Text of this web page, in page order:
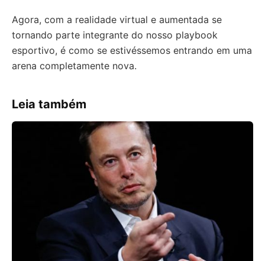
Agora, com a realidade virtual e aumentada se
tornando parte integrante do nosso playbook
esportivo, é como se estivéssemos entrando em uma
arena completamente nova.
Leia também